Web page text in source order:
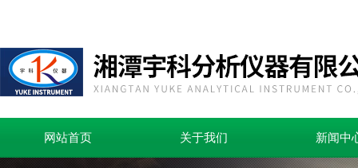
网站首页 关于我们 新闻中